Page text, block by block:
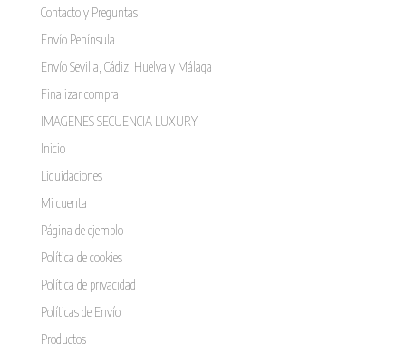
20,00 €
Contacto y Preguntas
Envío Península
Envío Sevilla, Cádiz, Huelva y Málaga
Finalizar compra
IMAGENES SECUENCIA LUXURY
Inicio
Liquidaciones
Mi cuenta
Página de ejemplo
Política de cookies
Política de privacidad
Políticas de Envío
Productos